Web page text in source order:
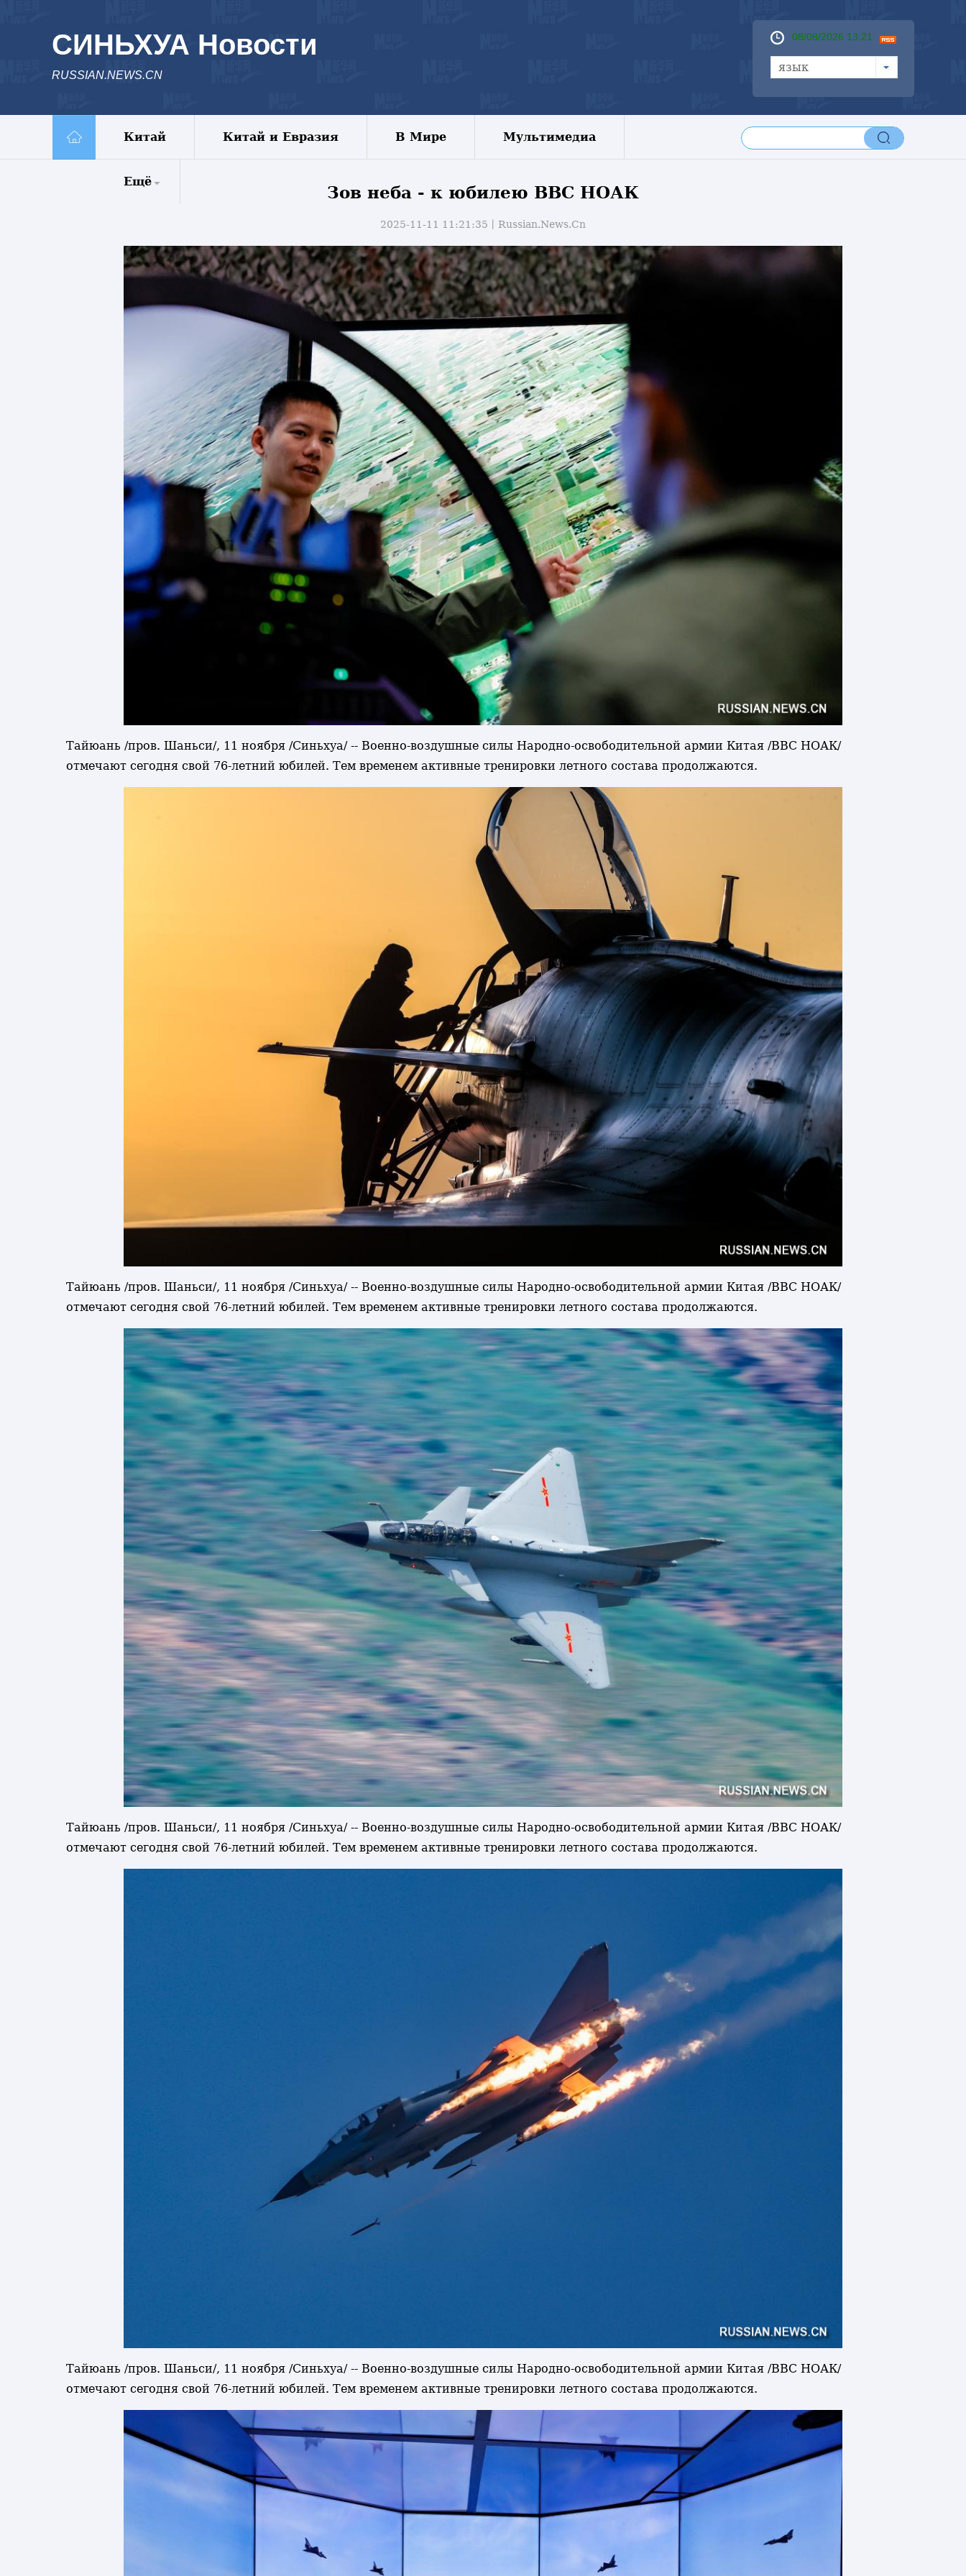
СИНЬХУА Новости
RUSSIAN.NEWS.CN
08/08/2026 13:21
язык
Китай Китай и Евразия В Мире Мультимедиа
Ещё
Видео
Фото
Пояс и путь
Зов неба - к юбилею ВВС НОАК
2025-11-11 11:21:35丨 Russian.News.Cn
Тайюань /пров. Шаньси/, 11 ноября /Синьхуа/ -- Военно-воздушные силы Народно-освободительной армии Китая /ВВС НОАК/
отмечают сегодня свой 76-летний юбилей. Тем временем активные тренировки летного состава продолжаются.
Тайюань /пров. Шаньси/, 11 ноября /Синьхуа/ -- Военно-воздушные силы Народно-освободительной армии Китая /ВВС НОАК/
отмечают сегодня свой 76-летний юбилей. Тем временем активные тренировки летного состава продолжаются.
Тайюань /пров. Шаньси/, 11 ноября /Синьхуа/ -- Военно-воздушные силы Народно-освободительной армии Китая /ВВС НОАК/
отмечают сегодня свой 76-летний юбилей. Тем временем активные тренировки летного состава продолжаются.
Тайюань /пров. Шаньси/, 11 ноября /Синьхуа/ -- Военно-воздушные силы Народно-освободительной армии Китая /ВВС НОАК/
отмечают сегодня свой 76-летний юбилей. Тем временем активные тренировки летного состава продолжаются.